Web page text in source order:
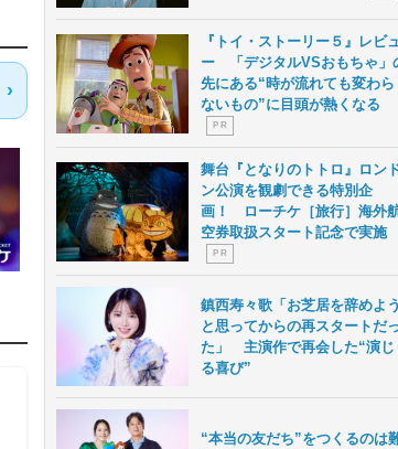
『トイ・ストーリー５』レビ
ー 「デジタルVSおもちゃ」
先にある“時が流れても変わら
ないもの”に目頭が熱くなる
P R
舞台『となりのトトロ』ロン
ン公演を観劇できる特別企
画！ ローチケ［旅行］海外
空券取扱スタート記念で実施
P R
鎮西寿々歌「お芝居を辞めよう
と思ってからの再スタートだ
た」 主演作で再会した“演じ
る喜び”
“本当の友だち”をつくるのは